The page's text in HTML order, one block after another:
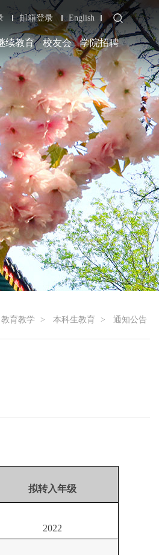
邮箱登录 English
续教育 校友会 学院招聘
教育教学 > 本科生教育 > 通知公告
拟转入年级
2022